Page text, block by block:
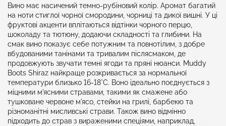
Вино має насичений темно-рубіновий колір. Аромат багатий
на ноти стиглої чорної смородини, чорниці та дикої вишні. У ці
фруктові акценти вплітаються відтінки чорного перцю,
шоколаду та тютюну, додаючи складності та глибини. На
смак вино показує себе потужним та повнотілим, з добре
вбудованими танінами та тривалим післясмаком, де
продовжують звучати темні ягоди та пряні нюанси. Muddy
Boots Shiraz найкраще розкривається за нормальної
температури близько 16-18°C. Воно ідеально поєднується з
міцними м'ясними стравами, такими як смажене або
тушковане червоне м'ясо, стейки на грилі, барбекю та
різноманітні мисливські страви. Також вино відмінно
підходить до страв з вираженими спеціями, наприклад,